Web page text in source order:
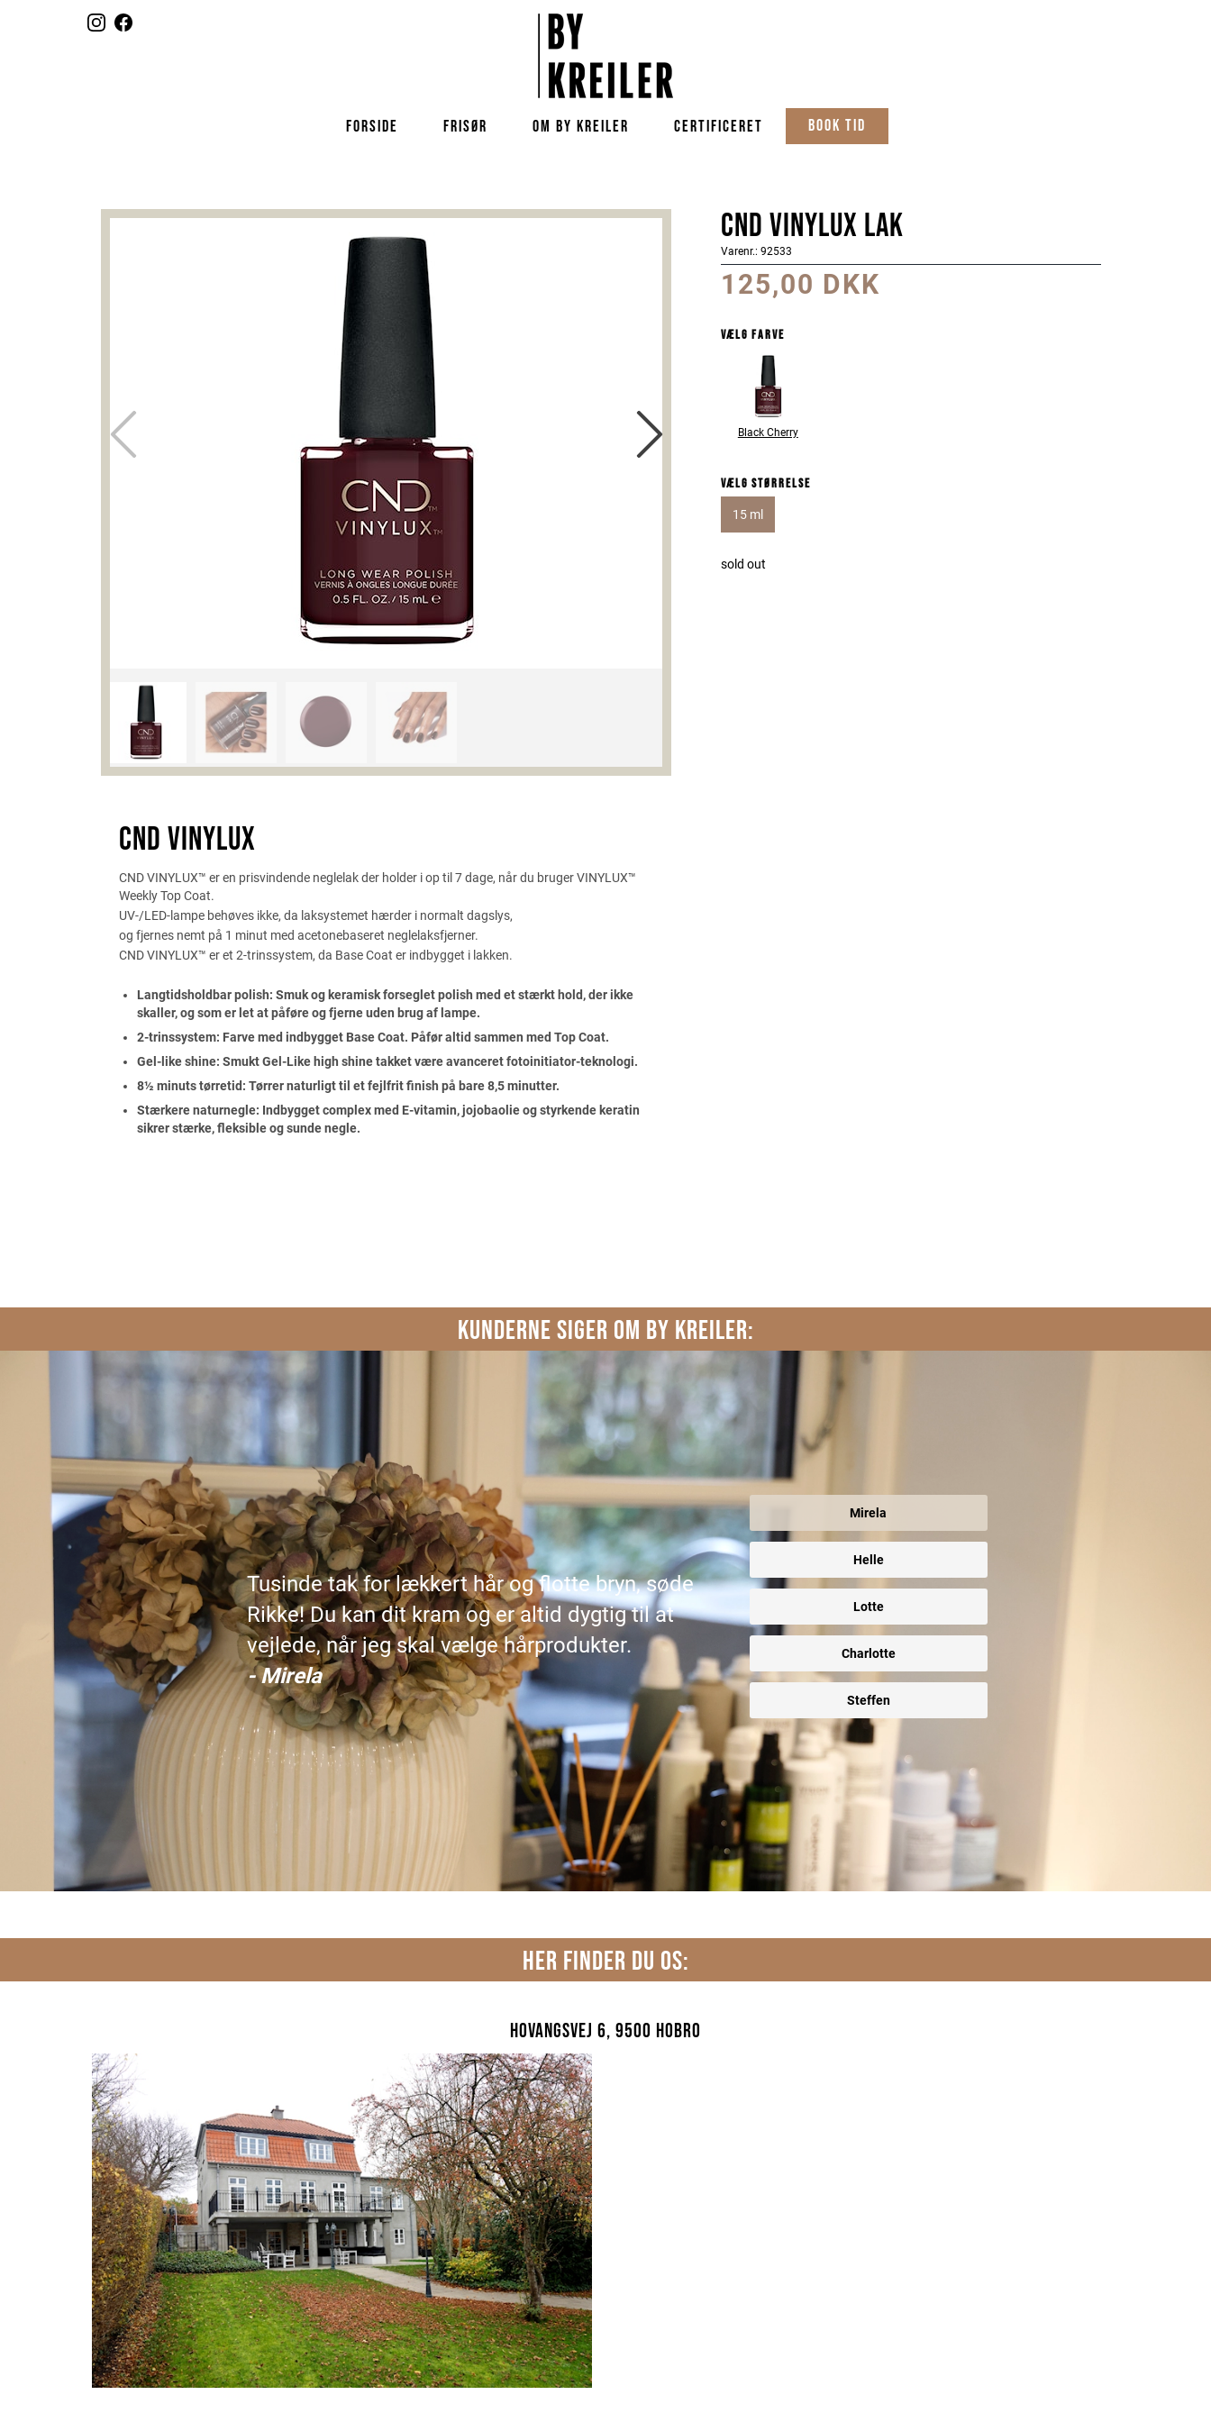
FORSIDE FRISØR OM BY KREILER CERTIFICERET Book tid
CND VINYLUX
CND VINYLUX™ er en prisvindende neglelak der holder i op til 7 dage, når du bruger VINYLUX™
Weekly Top Coat.
UV-/LED-lampe behøves ikke, da laksystemet hærder i normalt dagslys,
og fjernes nemt på 1 minut med acetonebaseret neglelaksfjerner.
CND VINYLUX™ er et 2-trinssystem, da Base Coat er indbygget i lakken.
Langtidsholdbar polish: Smuk og keramisk forseglet polish med et stærkt hold, der ikke
skaller, og som er let at påføre og fjerne uden brug af lampe.
2-trinssystem: Farve med indbygget Base Coat. Påfør altid sammen med Top Coat.
Gel-like shine: Smukt Gel-Like high shine takket være avanceret fotoinitiator-teknologi.
8½ minuts tørretid: Tørrer naturligt til et fejlfrit finish på bare 8,5 minutter.
Stærkere naturnegle: Indbygget complex med E-vitamin, jojobaolie og styrkende keratin
sikrer stærke, fleksible og sunde negle.
CND Vinylux Lak
Varenr.: 92533
125,00 DKK
Vælg farve
Black Cherry
Vælg størrelse
15 ml
sold out
KUNDERNE SIGER OM BY KREILER:
Mirela
Helle
Lotte
Charlotte
Steffen
Tusinde tak for lækkert hår og flotte bryn, søde
Rikke! Du kan dit kram og er altid dygtig til at
vejlede, når jeg skal vælge hårprodukter.
- Mirela
HER FINDER DU OS:
Hovangsvej 6, 9500 Hobro